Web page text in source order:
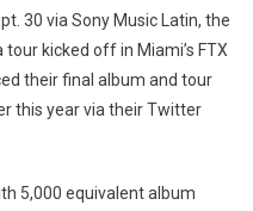
Farewell
30 via Sony Music Latin, the
kicked off in Miami’s FTX
their final album and tour
this year via their Twitter
5,000 equivalent album